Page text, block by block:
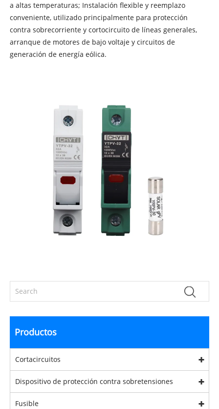
a altas temperaturas; Instalación flexible y reemplazo
conveniente, utilizado principalmente para protección
contra sobrecorriente y cortocircuito de líneas generales,
arranque de motores de bajo voltaje y circuitos de
generación de energía eólica.
Productos
Cortacircuitos
Dispositivo de protección contra sobretensiones
Fusible